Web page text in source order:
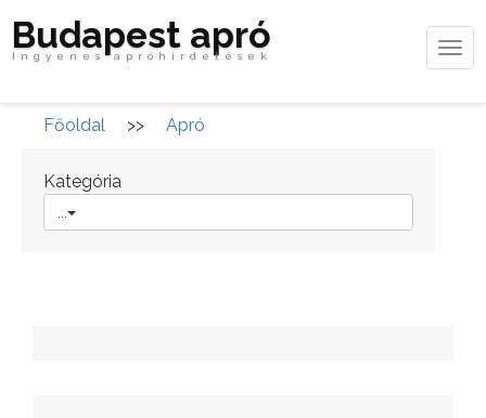
Budapest apró
Ingyenes apróhirdetések
Főoldal >> Apró
Kategória